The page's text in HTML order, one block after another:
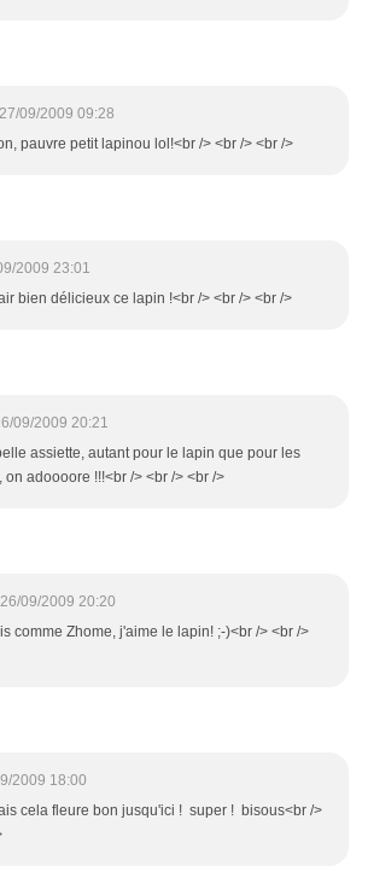
27/09/2009 09:28
pauvre petit lapinou lol!<br /> <br /> <br />
2009 23:01
bien délicieux ce lapin !<br /> <br /> <br />
09/2009 20:21
assiette, autant pour le lapin que pour les
adoooore !!!<br /> <br /> <br />
26/09/2009 20:20
comme Zhome, j'aime le lapin! ;-)<br /> <br />
2009 18:00
cela fleure bon jusqu'ici ! super ! bisous<br />